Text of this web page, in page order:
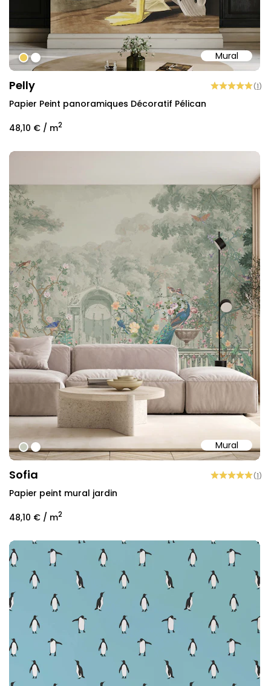
Mural
#EECD5C
#ffffff
Pelly (1)
Papier Peint panoramiques Décoratif Pélican
48,10 € / m2
Mural
#c8cdbe
#ffffff
Sofia (1)
Papier peint mural jardin
48,10 € / m2